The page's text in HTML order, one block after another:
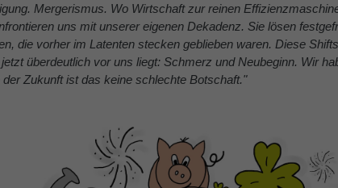
Mergerismus. Wo Wirtschaft zur reinen
uns mit unserer eigenen Dekadenz. Sie lösen
die vorher im Latenten stecken geblieben waren. Diese
überdeutlich vor uns liegt: Schmerz und Neubeginn. Wir
Zukunft ist das keine schlechte Botschaft."